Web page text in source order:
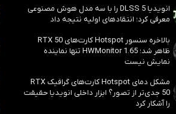
انویدیا DLSS 5 را با سه مدل هوش مصنوعی
معرفی کرد؛ انتقادهای اولیه نتیجه داد
بالاخره سنسور Hotspot کارت‌های RTX 50
ظاهر شد؛ HWMonitor 1.65 تنها نماینده
نمایش نیست
مشکل دمای Hotspot کارت‌های گرافیک RTX
50 جدی‌تر از تصور؟ ابزار داخلی انویدیا حقیقت
را آشکار کرد